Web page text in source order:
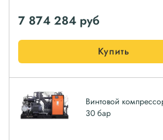
7 874 284 руб
Купить
Винтовой
30 бар